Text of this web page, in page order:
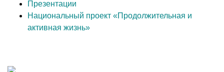
Презентации
Национальный проект «Продолжительная и
активная жизнь»